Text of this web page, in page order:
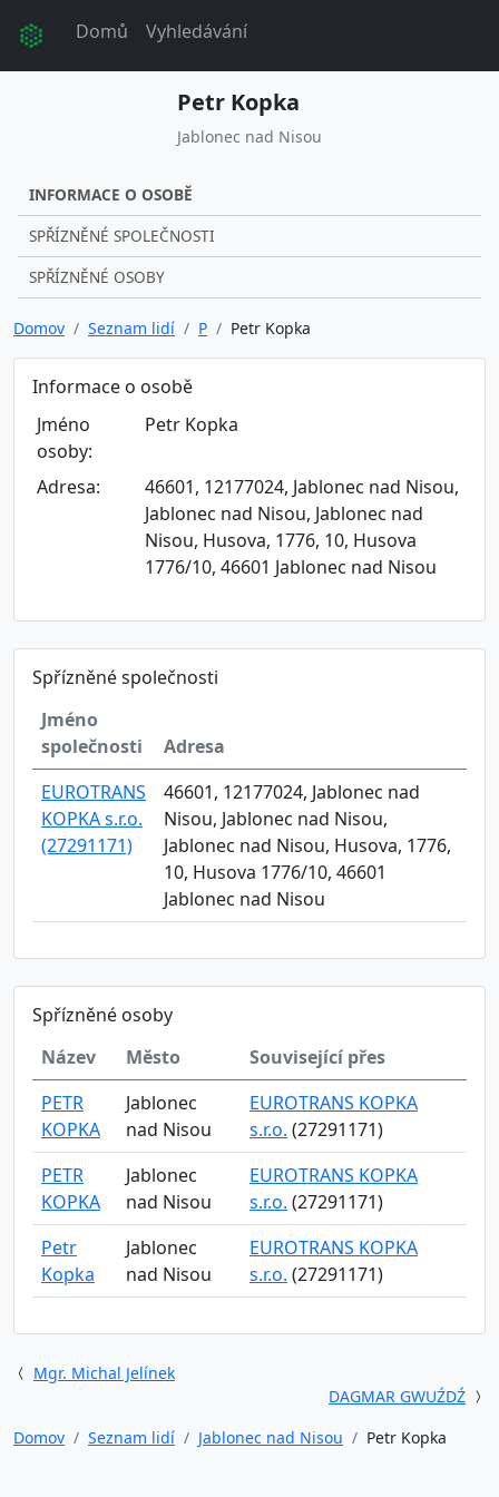
Domů Vyhledávání
Petr Kopka
Jablonec nad Nisou
INFORMACE O OSOBĚ
SPŘÍZNĚNÉ SPOLEČNOSTI
SPŘÍZNĚNÉ OSOBY
Domov Seznam lidí P Petr Kopka
Informace o osobě
Jméno
osoby:
Petr Kopka
Adresa:
46601, 12177024, Jablonec nad Nisou,
Jablonec nad Nisou, Jablonec nad
Nisou, Husova, 1776, 10, Husova
1776/10, 46601 Jablonec nad Nisou
Spřízněné společnosti
Jméno
společnosti
Adresa
EUROTRANS
KOPKA s.r.o.
(27291171)
46601, 12177024, Jablonec nad
Nisou, Jablonec nad Nisou,
Jablonec nad Nisou, Husova, 1776,
10, Husova 1776/10, 46601
Jablonec nad Nisou
Spřízněné osoby
Název
Město
Související přes
PETR
KOPKA
Jablonec
nad Nisou
EUROTRANS KOPKA
s.r.o. (27291171)
PETR
KOPKA
Jablonec
nad Nisou
EUROTRANS KOPKA
s.r.o. (27291171)
Petr
Kopka
Jablonec
nad Nisou
EUROTRANS KOPKA
s.r.o. (27291171)
Mgr. Michal Jelínek
DAGMAR GWUŹDŹ
Domov
Seznam lidí Jablonec nad Nisou Petr Kopka